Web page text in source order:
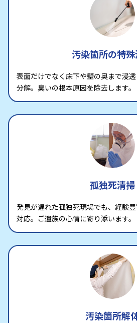
汚染箇所の特
表面だけでなく床下や壁の奥まで浸
分解。臭いの根本原因を除去します。
孤独死清掃
発見が遅れた孤独死現場でも、経験
対応。ご遺族の心情に寄り添います。
汚染箇所解